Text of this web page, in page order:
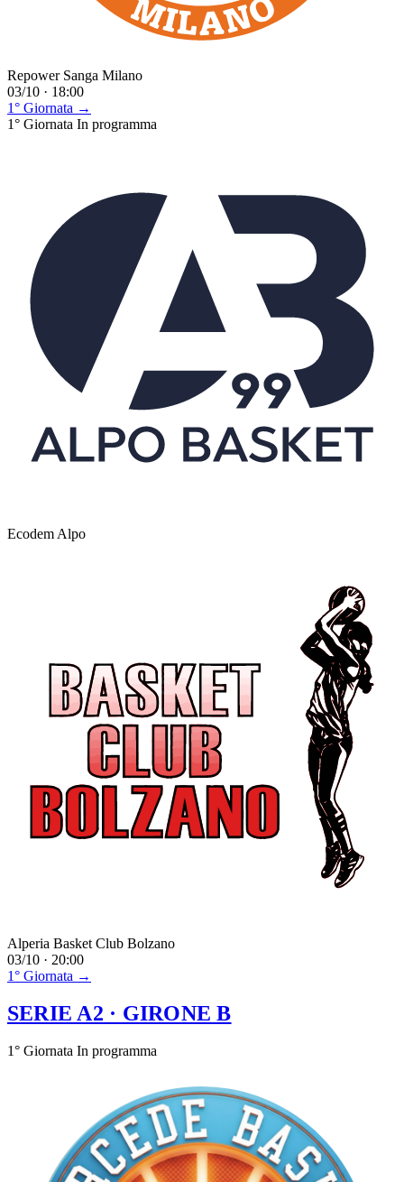
Repower Sanga Milano
03/10 · 18:00
1° Giornata →
1° Giornata In programma
Ecodem Alpo
Alperia Basket Club Bolzano
03/10 · 20:00
1° Giornata →
SERIE A2 · GIRONE B
1° Giornata In programma